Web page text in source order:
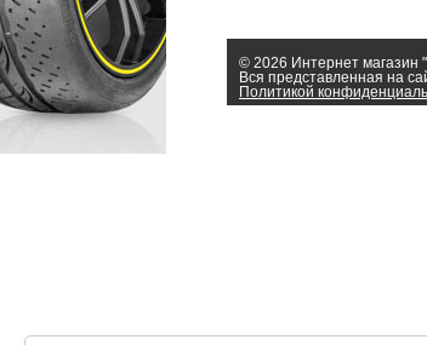
© 2026 Интернет магазин
Вся представленная на
Политикой